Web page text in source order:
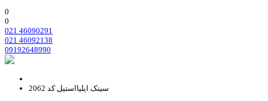
0
0
021 46090291
021 46092138
09192648990
سینک ایلیااستیل کد 2062